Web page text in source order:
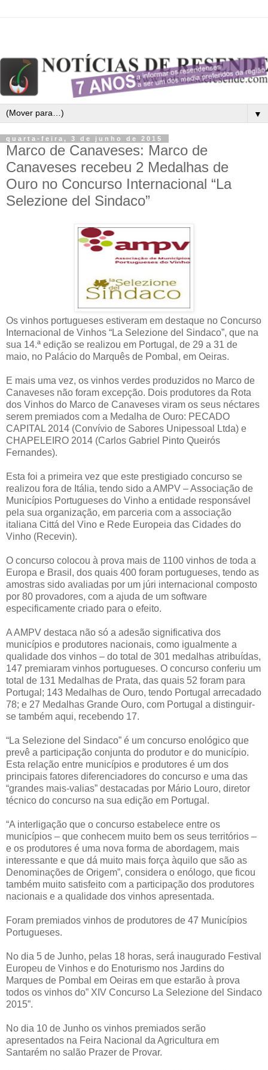
▼
quarta-feira, 3 de junho de 2015
Marco de Canaveses: Marco de
Canaveses recebeu 2 Medalhas de
Ouro no Concurso Internacional “La
Selezione del Sindaco”
Os vinhos portugueses estiveram em destaque no Concurso
Internacional de Vinhos “La Selezione del Sindaco”, que na
sua 14.ª edição se realizou em Portugal, de 29 a 31 de
maio, no Palácio do Marquês de Pombal, em Oeiras.
E mais uma vez, os vinhos verdes produzidos no Marco de
Canaveses não foram excepção. Dois produtores da Rota
dos Vinhos do Marco de Canaveses viram os seus néctares
serem premiados com a Medalha de Ouro: PECADO
CAPITAL 2014 (Convívio de Sabores Unipessoal Ltda) e
CHAPELEIRO 2014 (Carlos Gabriel Pinto Queirós
Fernandes).
Esta foi a primeira vez que este prestigiado concurso se
realizou fora de Itália, tendo sido a AMPV – Associação de
Municípios Portugueses do Vinho a entidade responsável
pela sua organização, em parceria com a associação
italiana Cittá del Vino e Rede Europeia das Cidades do
Vinho (Recevin).
O concurso colocou à prova mais de 1100 vinhos de toda a
Europa e Brasil, dos quais 400 foram portugueses, tendo as
amostras sido avaliadas por um júri internacional composto
por 80 provadores, com a ajuda de um software
especificamente criado para o efeito.
A AMPV destaca não só a adesão significativa dos
municípios e produtores nacionais, como igualmente a
qualidade dos vinhos – do total de 301 medalhas atribuídas,
147 premiaram vinhos portugueses. O concurso conferiu um
total de 131 Medalhas de Prata, das quais 52 foram para
Portugal; 143 Medalhas de Ouro, tendo Portugal arrecadado
78; e 27 Medalhas Grande Ouro, com Portugal a distinguir-
se também aqui, recebendo 17.
“La Selezione del Sindaco” é um concurso enológico que
prevê a participação conjunta do produtor e do município.
Esta relação entre municípios e produtores é um dos
principais fatores diferenciadores do concurso e uma das
“grandes mais-valias” destacadas por Mário Louro, diretor
técnico do concurso na sua edição em Portugal.
“A interligação que o concurso estabelece entre os
municípios – que conhecem muito bem os seus territórios –
e os produtores é uma nova forma de abordagem, mais
interessante e que dá muito mais força àquilo que são as
Denominações de Origem”, considera o enólogo, que ficou
também muito satisfeito com a participação dos produtores
nacionais e a qualidade dos vinhos apresentada.
Foram premiados vinhos de produtores de 47 Municípios
Portugueses.
No dia 5 de Junho, pelas 18 horas, será inaugurado Festival
Europeu de Vinhos e do Enoturismo nos Jardins do
Marques de Pombal em Oeiras em que estarão à prova
todos os vinhos do” XIV Concurso La Selezione del Sindaco
2015”.
No dia 10 de Junho os vinhos premiados serão
apresentados na Feira Nacional da Agricultura em
Santarém no salão Prazer de Provar.